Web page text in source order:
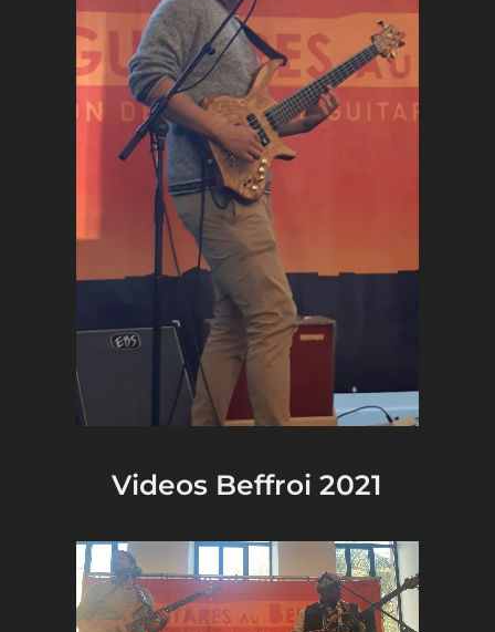
Videos Beffroi 2021